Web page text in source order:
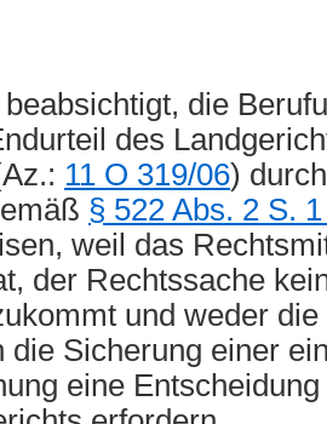
die
des
11 O 319/06)
§ 522 Abs. 2 S.
weil das
der Rechtssache
und weder
die Sicherung einer
eine Entscheidung